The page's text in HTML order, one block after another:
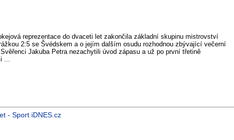
reprezentace do dvaceti let zakončila základní skupinu mistrovství
2:5 se Švédskem a o jejím dalším osudu rozhodnou zbývající večerní
Jakuba Petra nezachytili úvod zápasu a už po první třetině
...
- Sport iDNES.cz